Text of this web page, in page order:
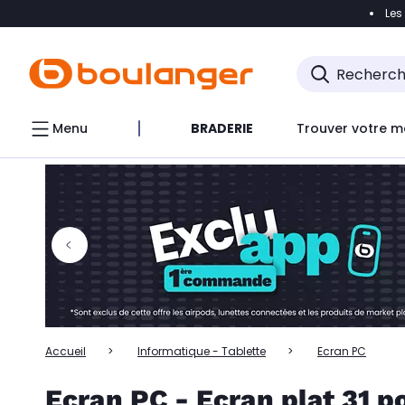
Accéder
Accéder directement au chatbot
Menu BRADERIE Trouver votre
Accueil Informatique - Tablette Ecran PC